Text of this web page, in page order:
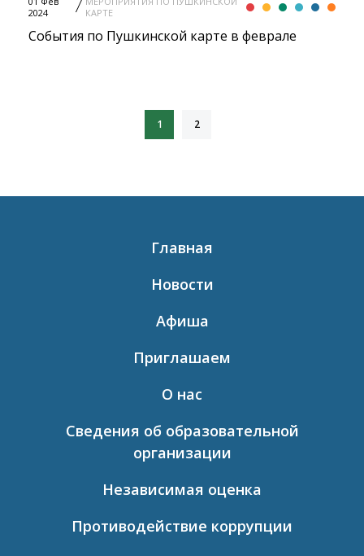
2024
КАРТЕ
События по Пушкинской карте в феврале
1 2
Главная
Новости
Афиша
Приглашаем
О нас
Сведения об образовательной
организации
Независимая оценка
Противодействие коррупции